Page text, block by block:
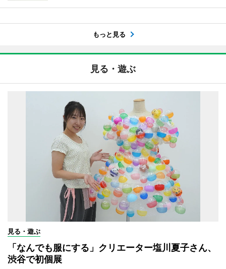
もっと見る
見る・遊ぶ
見る・遊ぶ
「なんでも服にする」クリエーター塩川夏子さん、
渋谷で初個展